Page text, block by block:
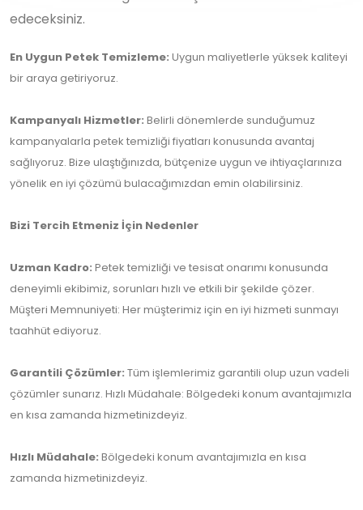
edeceksiniz.
En Uygun Petek Temizleme: Uygun maliyetlerle yüksek kaliteyi
bir araya getiriyoruz.
Kampanyalı Hizmetler: Belirli dönemlerde sunduğumuz
kampanyalarla petek temizliği fiyatları konusunda avantaj
sağlıyoruz. Bize ulaştığınızda, bütçenize uygun ve ihtiyaçlarınıza
yönelik en iyi çözümü bulacağımızdan emin olabilirsiniz.
Bizi Tercih Etmeniz İçin Nedenler
Uzman Kadro: Petek temizliği ve tesisat onarımı konusunda
deneyimli ekibimiz, sorunları hızlı ve etkili bir şekilde çözer.
Müşteri Memnuniyeti: Her müşterimiz için en iyi hizmeti sunmayı
taahhüt ediyoruz.
Garantili Çözümler: Tüm işlemlerimiz garantili olup uzun vadeli
çözümler sunarız. Hızlı Müdahale: Bölgedeki konum avantajımızla
en kısa zamanda hizmetinizdeyiz.
Hızlı Müdahale: Bölgedeki konum avantajımızla en kısa
zamanda hizmetinizdeyiz.